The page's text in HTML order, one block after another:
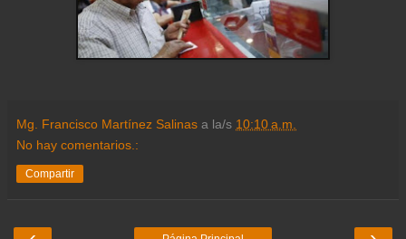
Mg. Francisco Martínez Salinas a la/s 10:10 a.m.
No hay comentarios.:
Compartir